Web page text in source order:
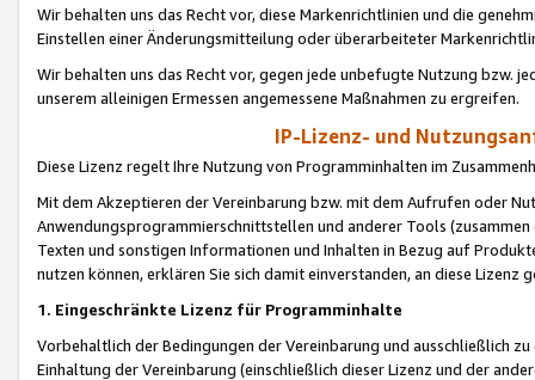
Wir behalten uns das Recht vor, diese Markenrichtlinien und die
Einstellen einer Änderungsmitteilung oder überarbeiteter
Wir behalten uns das Recht vor, gegen jede unbefugte Nutzung bzw.
unserem alleinigen Ermessen angemessene Maßnahmen zu ergreifen.
IP-Lizenz- und
Diese Lizenz regelt Ihre Nutzung von Programminhalten im
Mit dem Akzeptieren der Vereinbarung bzw. mit dem Aufrufen oder
Anwendungsprogrammierschnittstellen und anderer Tools (zusammen
Texten und sonstigen Informationen und Inhalten in Bezug auf
nutzen können, erklären Sie sich damit einverstanden, an diese Lizenz
1. Eingeschränkte Lizenz für Programminhalte
Vorbehaltlich der Bedingungen der Vereinbarung und ausschließlich
Einhaltung der Vereinbarung (einschließlich dieser Lizenz und der